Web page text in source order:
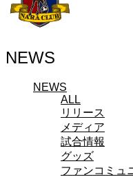
2026/27トップ
ボランティア
ビクトリーロ
HOMEGAME
観戦ルール＆
ホームゲーム
Jリーグ運営管
写真・動画使
NEWS
NEWS
ALL
リリース
メディア
試合情報
グッズ
ファンコミュ